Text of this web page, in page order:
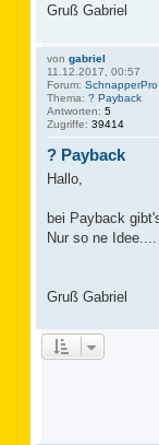
Gruß Gabriel
von gabriel
11.12.2017, 00:57
Forum: SchnapperPro
Thema: ? Payback
Antworten: 5
Zugriffe: 39414
? Payback
Hallo,
bei Payback
Nur so ne Idee....
Gruß Gabriel